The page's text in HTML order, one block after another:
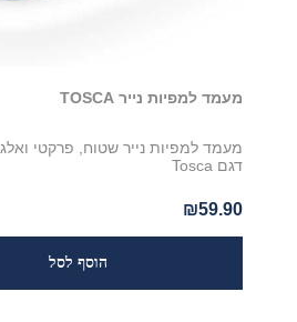
מעמד למפיות נייר TOSCA
דגם Tosca
₪59.90